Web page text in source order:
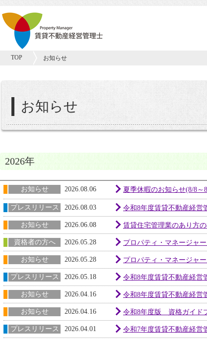
TOP お知らせ
お知らせ
2026年
お知らせ 2026.08.06 夏季休暇のお知らせ(8/8～
プレスリリース 2026.08.03 令和8年度賃貸不動産経営
お知らせ 2026.06.08 賃貸住宅管理業のあり方
資格者の方へ 2026.05.28 プロパティ・マネージャ
お知らせ 2026.05.28 プロパティ・マネージャ
プレスリリース 2026.05.18 令和8年度賃貸不動産経営
お知らせ 2026.04.16 令和8年度賃貸不動産経営
お知らせ 2026.04.16 令和8年度版 資格ガイド
プレスリリース 2026.04.01 令和7年度賃貸不動産経営